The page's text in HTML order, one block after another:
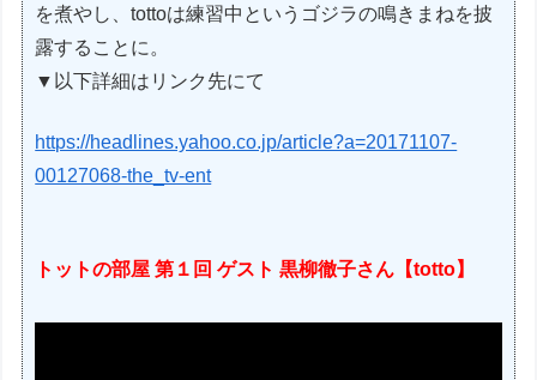
を煮やし、tottoは練習中というゴジラの鳴きまねを披
露することに。
▼以下詳細はリンク先にて
https://headlines.yahoo.co.jp/article?a=20171107-
00127068-the_tv-ent
トットの部屋 第１回 ゲスト 黒柳徹子さん【totto】